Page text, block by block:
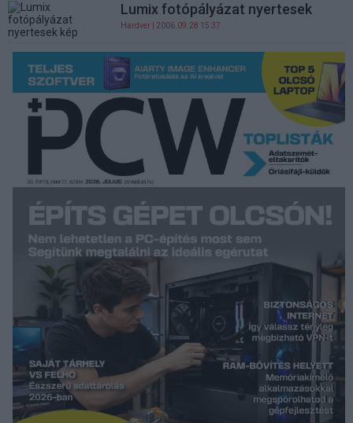
Lumix fotópályázat nyertesek
Hardver | 2006.09.28 15:37